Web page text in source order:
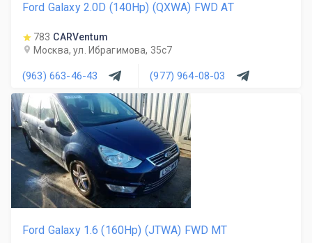
Ford Galaxy 2.0D (140Hp) (QXWA) FWD AT
783 CARVentum
Москва, ул. Ибрагимова, 35с7
(963) 663-46-43 (977) 964-08-03
Ford Galaxy 1.6 (160Hp) (JTWA) FWD MT